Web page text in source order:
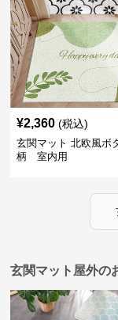
¥2,360 (税込)
玄関マット 北欧風ボ
柄 室内用
玄関マット屋外の